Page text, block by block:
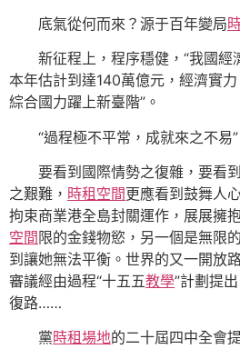
底氣從何而來？源于百年變局
新征程上，程序穩健，“我國經
本年估計到達140萬億元，經濟實
綜合國力躍上新臺階”。
“過程極不平常，成就來之不易”
要看到國際情勢之復雜，要看
之艱難， 時租空間更應看到鼓舞人
拘束商業港全島封關運作，展展擁
空間限的金錢物慾，另一個是無限
到讓她無法平衡。世界的又一開放
審議經由過程“十五五教學”計劃提
復路……
黨時租場地的二十屆四中全會